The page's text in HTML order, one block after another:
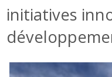
initiatives